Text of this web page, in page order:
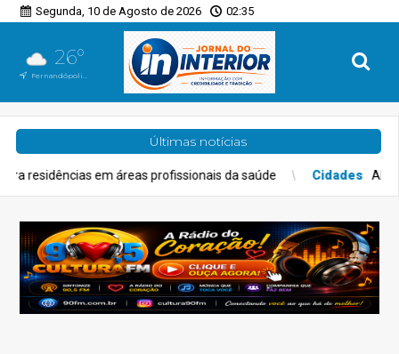
Segunda, 10 de Agosto de 2026 02:35
26°
Fernandópolis, SP
Últimas notícias
profissionais da saúde Cidades Alerta amarelo prevê